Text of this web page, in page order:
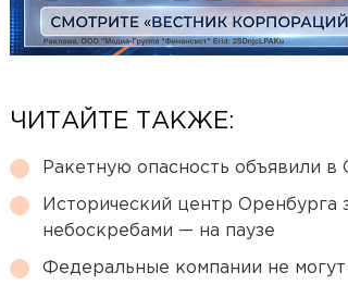
ЧИТАЙТЕ ТАКЖЕ:
Ракетную опасность объявили в
Исторический центр Оренбурга
небоскребами — на паузе
Федеральные компании не